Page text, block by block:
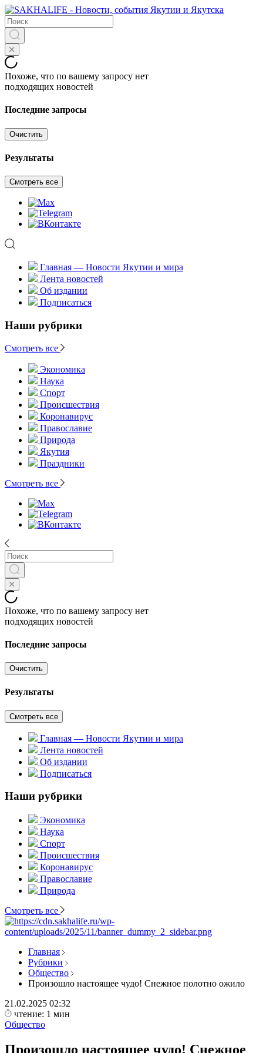
Похоже, что по вашему запросу нет
подходящих новостей
Последние запросы
Очистить
Результаты
Смотреть все
Главная — Новости Якутии и мира
Лента новостей
Об издании
Подписаться
Наши рубрики
Смотреть все
Экономика
Наука
Спорт
Происшествия
Коронавирус
Православие
Природа
Якутия
Праздники
Смотреть все
Похоже, что по вашему запросу нет
подходящих новостей
Последние запросы
Очистить
Результаты
Смотреть все
Главная — Новости Якутии и мира
Лента новостей
Об издании
Подписаться
Наши рубрики
Экономика
Наука
Спорт
Происшествия
Коронавирус
Православие
Природа
Смотреть все
Главная
Рубрики
Общество
Произошло настоящее чудо! Снежное полотно ожило
21.02.2025 02:32
чтение: 1 мин
Общество
Произошло настоящее чудо! Снежное